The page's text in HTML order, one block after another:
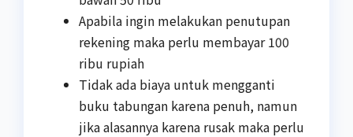
Apabila ingin melakukan penutupan
rekening maka perlu membayar 100
ribu rupiah
Tidak ada biaya untuk mengganti
buku tabungan karena penuh, namun
jika alasannya karena rusak maka perlu